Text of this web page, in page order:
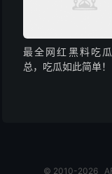
最全网红黑料吃
总，吃瓜如此简单！
© 2010-2026